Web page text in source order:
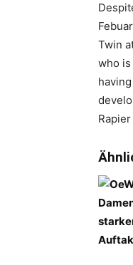
Twin
who